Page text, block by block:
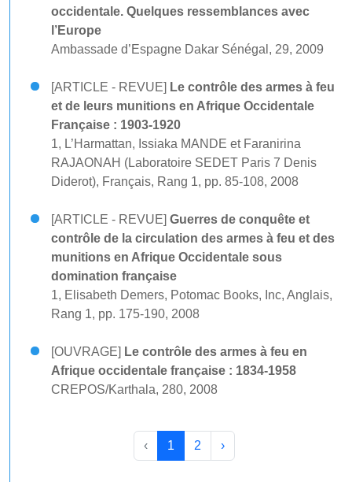
occidentale. Quelques ressemblances avec
l’Europe
Ambassade d’Espagne Dakar Sénégal, 29, 2009
[ARTICLE - REVUE] Le contrôle des armes à feu
et de leurs munitions en Afrique Occidentale
Française : 1903-1920
1, L’Harmattan, Issiaka MANDE et Faranirina
RAJAONAH (Laboratoire SEDET Paris 7 Denis
Diderot), Français, Rang 1, pp. 85-108, 2008
[ARTICLE - REVUE] Guerres de conquête et
contrôle de la circulation des armes à feu et des
munitions en Afrique Occidentale sous
domination française
1, Elisabeth Demers, Potomac Books, Inc, Anglais,
Rang 1, pp. 175-190, 2008
[OUVRAGE] Le contrôle des armes à feu en
Afrique occidentale française : 1834-1958
CREPOS/Karthala, 280, 2008
‹ 1 2 ›